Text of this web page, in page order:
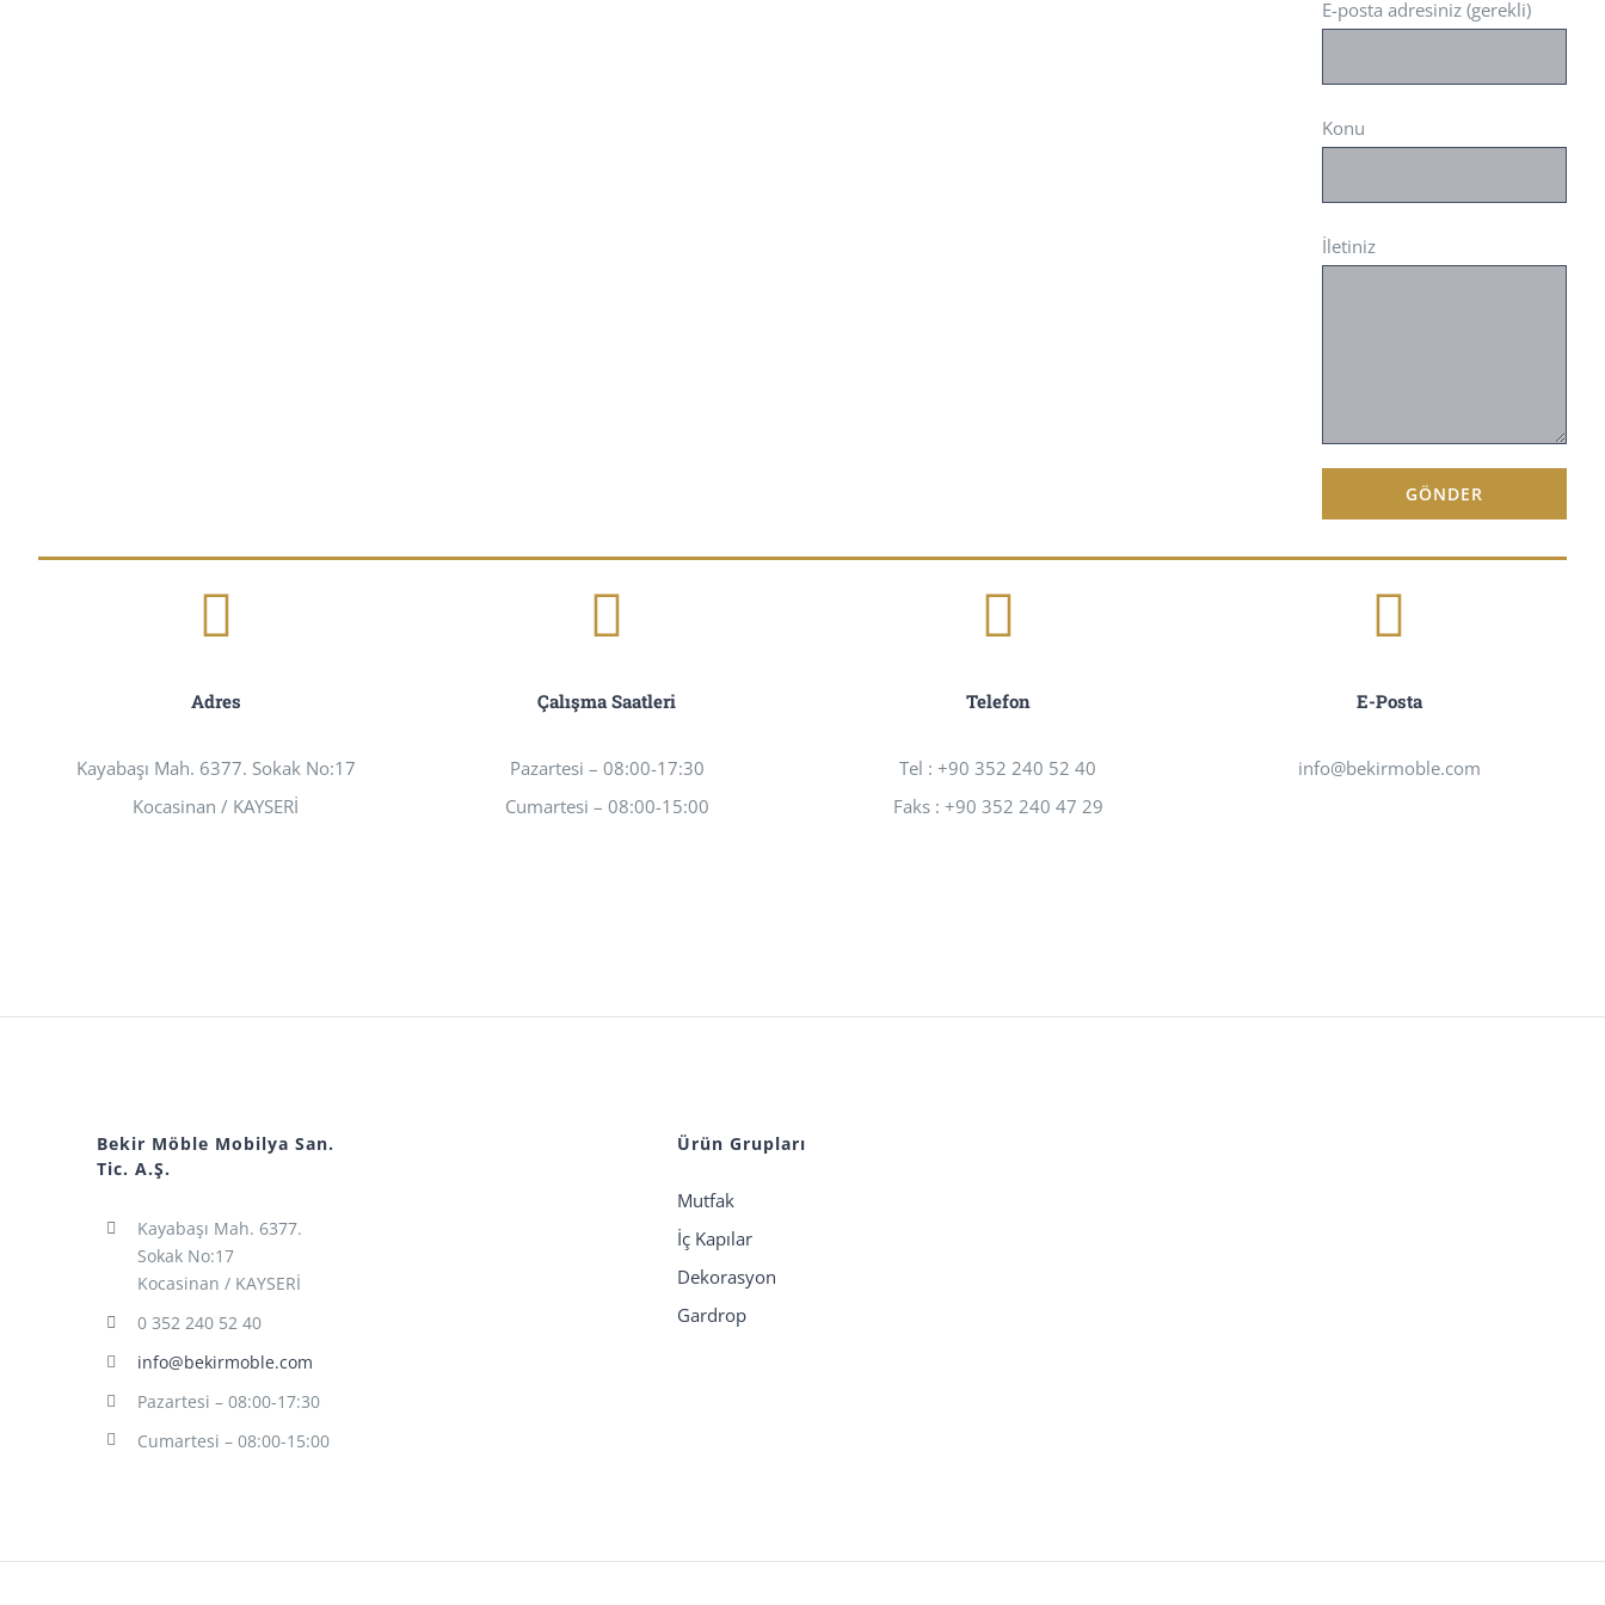
E-posta adresiniz (gerekli)
Konu
İletiniz
Adres
Kayabaşı Mah. 6377. Sokak No:17
Kocasinan / KAYSERİ
Çalışma Saatleri
Pazartesi – 08:00-17:30
Cumartesi – 08:00-15:00
Telefon
Tel : +90 352 240 52 40
Faks : +90 352 240 47 29
E-Posta
info@bekirmoble.com
Bekir Möble Mobilya San.
Tic. A.Ş.
Kayabaşı Mah. 6377.
Sokak No:17
Kocasinan / KAYSERİ
0 352 240 52 40
info@bekirmoble.com
Pazartesi – 08:00-17:30
Cumartesi – 08:00-15:00
Ürün Grupları
Mutfak
İç Kapılar
Dekorasyon
Gardrop